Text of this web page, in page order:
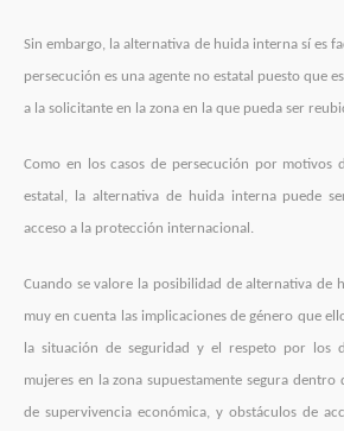
Sin embargo, la alternativa de huida interna sí es
persecución es una agente no estatal puesto que
a la solicitante en la zona en la que pueda ser
Como en los casos de persecución por motivos
estatal, la alternativa de huida interna puede
acceso a la protección internacional.
Cuando se valore la posibilidad de alternativa de
muy en cuenta las implicaciones de género que
la situación de seguridad y el respeto por los
mujeres en la zona supuestamente segura dentro
de supervivencia económica, y obstáculos de